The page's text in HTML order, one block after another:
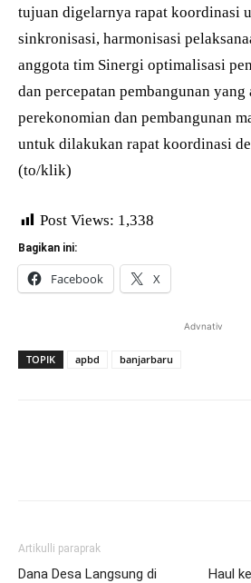
tujuan digelarnya rapat koordinasi
sinkronisasi, harmonisasi
anggota tim Sinergi optimalisasi
dan percepatan pembangunan yang
perekonomian dan pembangunan
untuk dilakukan rapat koordinasi
(to/klik)
Post Views: 1,338
Bagikan ini:
Facebook X
Advnativ
TOPIK apbd banjarbaru
Artikulli paraprak
Dana Desa Langsung di
Haul